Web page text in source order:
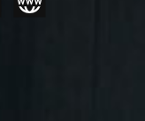
Website